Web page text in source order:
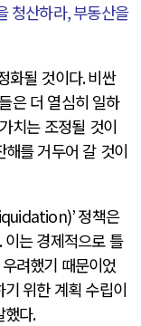
청산하라,부동산을
화될 것이다.비싼
은 더 열심히 일하
치는 조정될 것이
를 거두어 갈 것이
정책은
.이는 경제적으로 틀
려했기 때문이었
위한 계획 수립이
했다.